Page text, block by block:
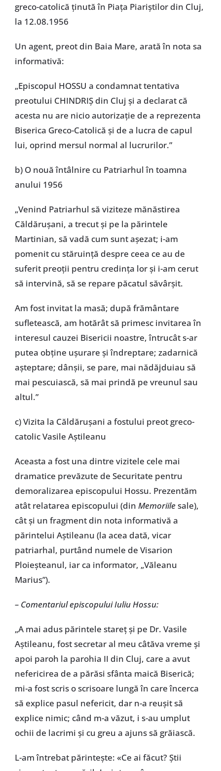
greco-catolică ținută în Piața Piariștilor din Cluj,
la 12.08.1956
Un agent, preot din Baia Mare, arată în nota sa
informativă:
„Episcopul HOSSU a condamnat tentativa
preotului CHINDRIȘ din Cluj și a declarat că
acesta nu are nicio autorizație de a reprezenta
Biserica Greco-Catolică și de a lucra de capul
lui, oprind mersul normal al lucrurilor.”
b) O nouă întâlnire cu Patriarhul în toamna
anului 1956
„Venind Patriarhul să viziteze mănăstirea
Căldărușani, a trecut și pe la părintele
Martinian, să vadă cum sunt așezat; i-am
pomenit cu stăruință despre ceea ce au de
suferit preoții pentru credința lor și i-am cerut
să intervină, să se repare păcatul săvârșit.
Am fost invitat la masă; după frământare
sufletească, am hotărât să primesc invitarea în
interesul cauzei Bisericii noastre, întrucât s-ar
putea obține ușurare și îndreptare; zadarnică
așteptare; dânșii, se pare, mai nădăjduiau să
mai pescuiască, să mai prindă pe vreunul sau
altul.”
c) Vizita la Căldărușani a fostului preot greco-
catolic Vasile Aștileanu
Aceasta a fost una dintre vizitele cele mai
dramatice prevăzute de Securitate pentru
demoralizarea episcopului Hossu. Prezentăm
atât relatarea episcopului (din Memoriilesale),
cât și un fragment din nota informativă a
părintelui Aștileanu (la acea dată, vicar
patriarhal, purtând numele de Visarion
Ploieșteanul, iar ca informator, „Văleanu
Marius”).
– Comentariul episcopului Iuliu Hossu:
„A mai adus părintele stareț și pe Dr. Vasile
Aștileanu, fost secretar al meu câtăva vreme și
apoi paroh la parohia II din Cluj, care a avut
nefericirea de a părăsi sfânta maică Biserică;
mi-a fost scris o scrisoare lungă în care încerca
să explice pasul nefericit, dar n-a reușit să
explice nimic; când m-a văzut, i s-au umplut
ochii de lacrimi și cu greu a ajuns să grăiască.
L-am întrebat părintește: «Ce ai făcut? Știi